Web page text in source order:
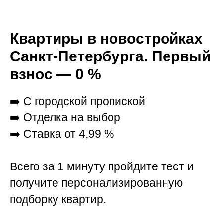
Квартиры в новостройках
Санкт-Петербурга. Первый
взнос — 0 %
➡️ С городской пропиской
➡️ Отделка на выбор
➡️ Ставка от 4,99 %
Всего за 1 минуту пройдите тест и
получите персонализированную
подборку квартир.